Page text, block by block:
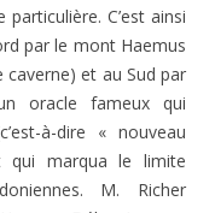
C’est ainsi
par le mont Haemus
et au Sud par
oracle fameux qui
à-dire « nouveau
marqua le limite
M. Richer